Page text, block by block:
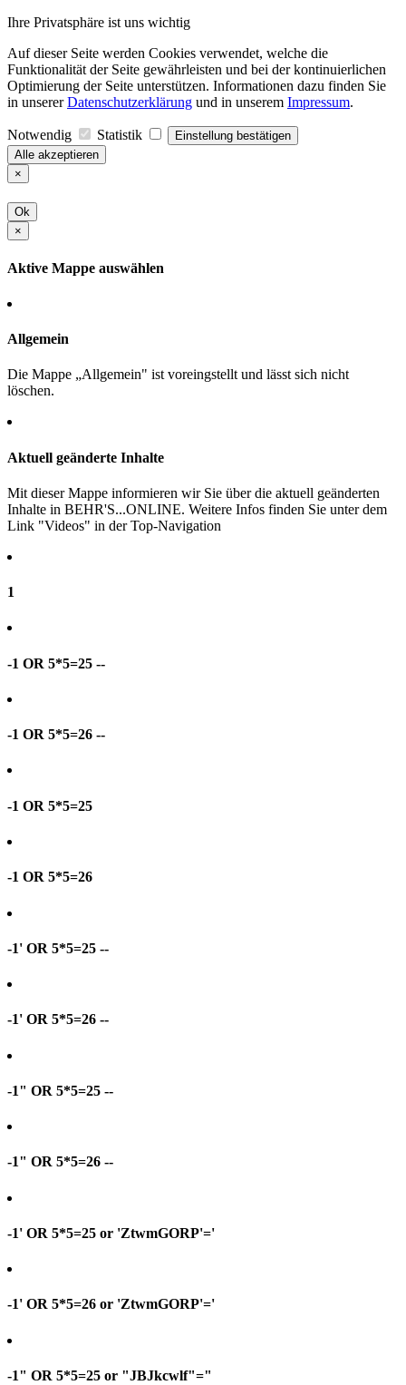
Ihre Privatsphäre ist uns wichtig
Auf dieser Seite werden Cookies verwendet, welche die
Funktionalität der Seite gewährleisten und bei der kontinuierlichen
Optimierung der Seite unterstützen. Informationen dazu finden Sie
in unsererDatenschutzerklärung und in unserem Impressum.
Notwendig Statistik
Einstellung bestätigen
Alle akzeptieren
×
Ok
×
Aktive Mappe auswählen
Allgemein
Die Mappe „Allgemein" ist voreingstellt und lässt sich nicht
löschen.
Aktuell geänderte Inhalte
Mit dieser Mappe informieren wir Sie über die aktuell geänderten
Inhalte in BEHR'S...ONLINE. Weitere Infos finden Sie unter dem
Link "Videos" in der Top-Navigation
1
-1 OR 5*5=25 --
-1 OR 5*5=26 --
-1 OR 5*5=25
-1 OR 5*5=26
-1' OR 5*5=25 --
-1' OR 5*5=26 --
-1" OR 5*5=25 --
-1" OR 5*5=26 --
-1' OR 5*5=25 or 'ZtwmGORP'='
-1' OR 5*5=26 or 'ZtwmGORP'='
-1" OR 5*5=25 or "JBJkcwlf"="